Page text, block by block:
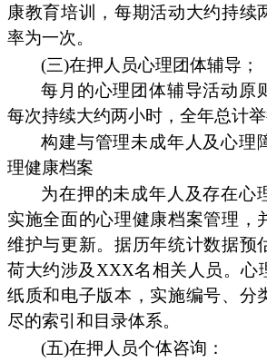
康教育培训，每期活动大约持续
率为一次。
(三)在押人员心理团体辅导；
每月的心理团体辅导活动原
每次持续大约两小时，全年总计举
构建与管理未成年人及心理
理健康档案
为在押的未成年人及存在心
实施全面的心理健康档案管理，
维护与更新。据历年统计数据预
荷大约涉及XXX名相关人员。心
纸质和电子版本，实施编号、分
尽的索引和目录体系。
(五)在押人员个体咨询：